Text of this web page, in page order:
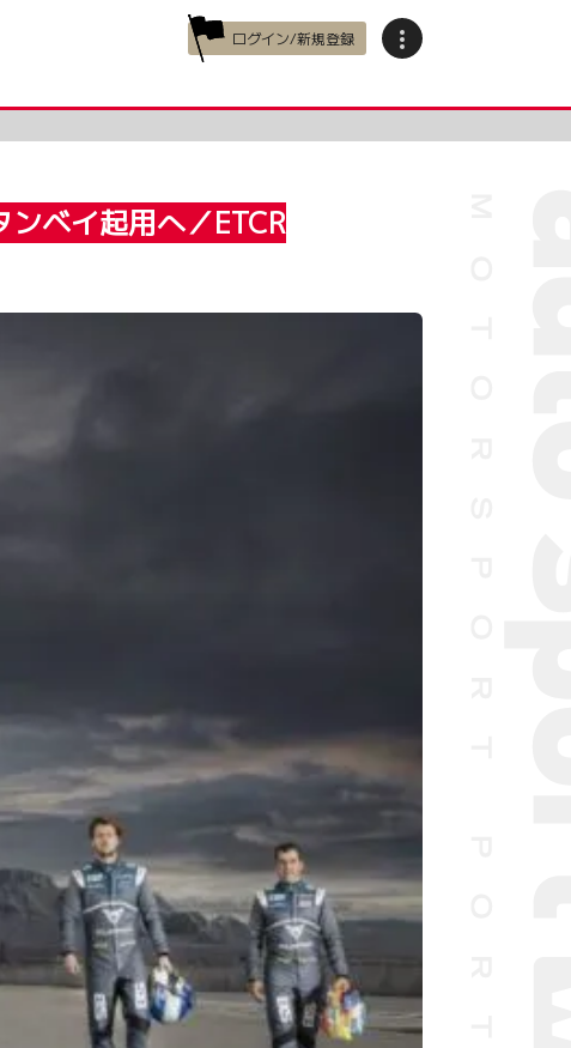
ログイン/新規登録
ベイ起用へ／ETCR